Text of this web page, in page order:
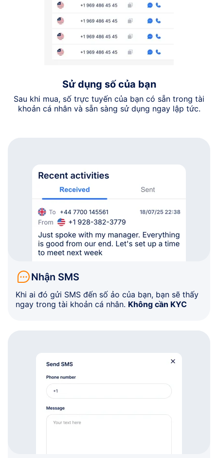
Sử dụng số của bạn
Sau khi mua, số trực tuyến của bạn có sẵn trong tài
khoản cá nhân và sẵn sàng sử dụng ngay lập tức.
Nhận SMS
Khi ai đó gửi SMS đến số ảo của bạn, bạn sẽ thấy
ngay trong tài khoản cá nhân. Không cần KYC